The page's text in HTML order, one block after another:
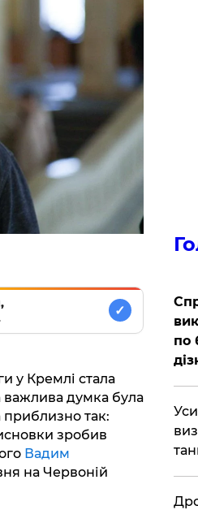
✓
у Кремлі стала
важлива думка була
приблизно так:
зробив
Вадим
на Червоній
по